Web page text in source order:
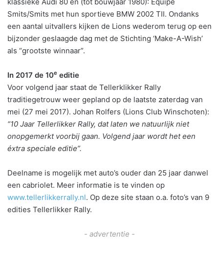
Smits/Smits met hun sportieve BMW 2002 TII. Ondanks
een aantal uitvallers kijken de Lions wederom terug op een
bijzonder geslaagde dag met de Stichting ‘Make-A-Wish’
als “grootste winnaar”.
In 2017 de 10e editie
Voor volgend jaar staat de Tellerklikker Rally
traditiegetrouw weer gepland op de laatste zaterdag van
mei (27 mei 2017). Johan Rolfers (Lions Club Winschoten):
“10 Jaar Tellerlikker Rally, dat laten we natuurlijk niet
onopgemerkt voorbij gaan. Volgend jaar wordt het een
éxtra speciale editie”.
Deelname is mogelijk met auto’s ouder dan 25 jaar danwel
een cabriolet. Meer informatie is te vinden op
www.tellerlikkerrally.nl. Op deze site staan o.a. foto’s van 9
edities Tellerlikker Rally.
- advertentie -